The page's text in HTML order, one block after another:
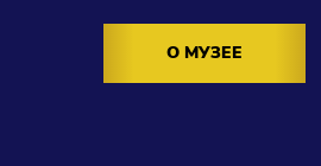
О МУЗЕЕ